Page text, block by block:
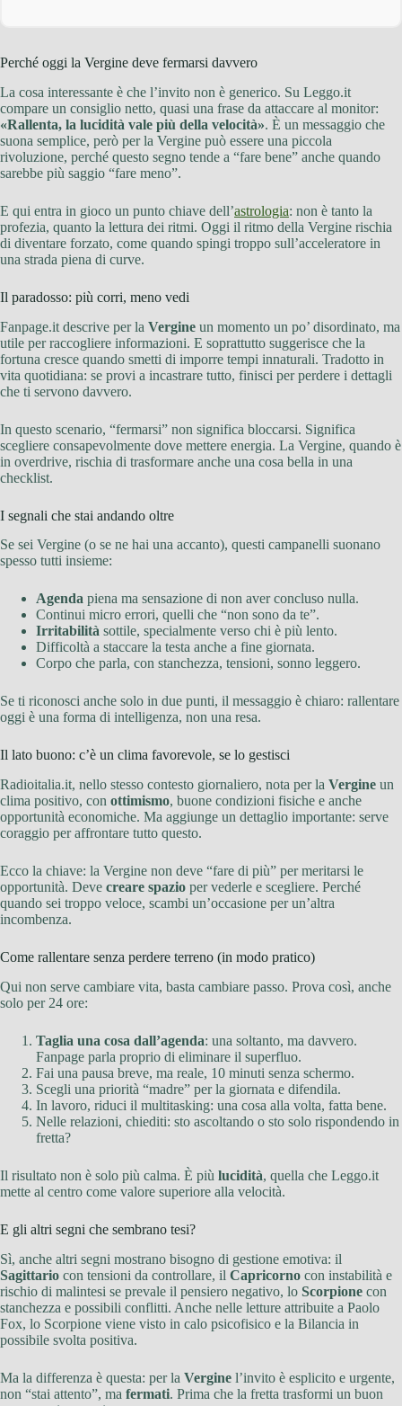
Perché oggi la Vergine deve fermarsi davvero
La cosa interessante è che l’invito non è generico. Su Leggo.it
compare un consiglio netto, quasi una frase da attaccare al monitor:
«Rallenta, la lucidità vale più della velocità». È un messaggio che
suona semplice, però per la Vergine può essere una piccola
rivoluzione, perché questo segno tende a “fare bene” anche quando
sarebbe più saggio “fare meno”.
E qui entra in gioco un punto chiave dell’astrologia: non è tanto la
profezia, quanto la lettura dei ritmi. Oggi il ritmo della Vergine rischia
di diventare forzato, come quando spingi troppo sull’acceleratore in
una strada piena di curve.
Il paradosso: più corri, meno vedi
Fanpage.it descrive per la Vergine un momento un po’ disordinato, ma
utile per raccogliere informazioni. E soprattutto suggerisce che la
fortuna cresce quando smetti di imporre tempi innaturali. Tradotto in
vita quotidiana: se provi a incastrare tutto, finisci per perdere i dettagli
che ti servono davvero.
In questo scenario, “fermarsi” non significa bloccarsi. Significa
scegliere consapevolmente dove mettere energia. La Vergine, quando è
in overdrive, rischia di trasformare anche una cosa bella in una
checklist.
I segnali che stai andando oltre
Se sei Vergine (o se ne hai una accanto), questi campanelli suonano
spesso tutti insieme:
Agenda piena ma sensazione di non aver concluso nulla.
Continui micro errori, quelli che “non sono da te”.
Irritabilità sottile, specialmente verso chi è più lento.
Difficoltà a staccare la testa anche a fine giornata.
Corpo che parla, con stanchezza, tensioni, sonno leggero.
Se ti riconosci anche solo in due punti, il messaggio è chiaro: rallentare
oggi è una forma di intelligenza, non una resa.
Il lato buono: c’è un clima favorevole, se lo gestisci
Radioitalia.it, nello stesso contesto giornaliero, nota per la Vergine un
clima positivo, con ottimismo, buone condizioni fisiche e anche
opportunità economiche. Ma aggiunge un dettaglio importante: serve
coraggio per affrontare tutto questo.
Ecco la chiave: la Vergine non deve “fare di più” per meritarsi le
opportunità. Deve creare spazio per vederle e scegliere. Perché
quando sei troppo veloce, scambi un’occasione per un’altra
incombenza.
Come rallentare senza perdere terreno (in modo pratico)
Qui non serve cambiare vita, basta cambiare passo. Prova così, anche
solo per 24 ore:
Taglia una cosa dall’agenda: una soltanto, ma davvero.
Fanpage parla proprio di eliminare il superfluo.
Fai una pausa breve, ma reale, 10 minuti senza schermo.
Scegli una priorità “madre” per la giornata e difendila.
In lavoro, riduci il multitasking: una cosa alla volta, fatta bene.
Nelle relazioni, chiediti: sto ascoltando o sto solo rispondendo in
fretta?
Il risultato non è solo più calma. È più lucidità, quella che Leggo.it
mette al centro come valore superiore alla velocità.
E gli altri segni che sembrano tesi?
Sì, anche altri segni mostrano bisogno di gestione emotiva: il
Sagittario con tensioni da controllare, il Capricorno con instabilità e
rischio di malintesi se prevale il pensiero negativo, lo Scorpione con
stanchezza e possibili conflitti. Anche nelle letture attribuite a Paolo
Fox, lo Scorpione viene visto in calo psicofisico e la Bilancia in
possibile svolta positiva.
Ma la differenza è questa: per la Vergine l’invito è esplicito e urgente,
non “stai attento”, ma fermati. Prima che la fretta trasformi un buon